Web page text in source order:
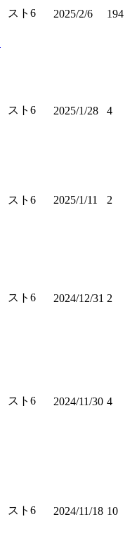
スト6 2025/2/6 194
スト6 2025/1/28 4
スト6 2025/1/11 2
スト6 2024/12/31 2
スト6 2024/11/30 4
スト6 2024/11/18 10